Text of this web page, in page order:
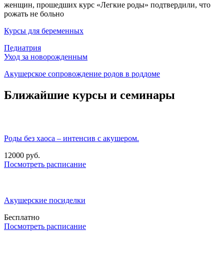
женщин, прошедших курс «Легкие роды» подтвердили, что
рожать не больно
Курсы для беременных
Педиатрия
Уход за новорожденным
Акушерское сопровождение родов в роддоме
Ближайшие курсы и семинары
Роды без хаоса – интенсив с акушером.
12000 руб.
Посмотреть расписание
Акушерские посиделки
Бесплатно
Посмотреть расписание